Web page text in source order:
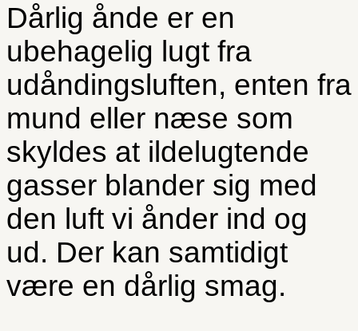
Dårlig ånde er en
ubehagelig lugt fra
udåndingsluften, enten fra
mund eller næse som
skyldes at ildelugtende
gasser blander sig med
den luft vi ånder ind og
ud. Der kan samtidigt
være en dårlig smag.